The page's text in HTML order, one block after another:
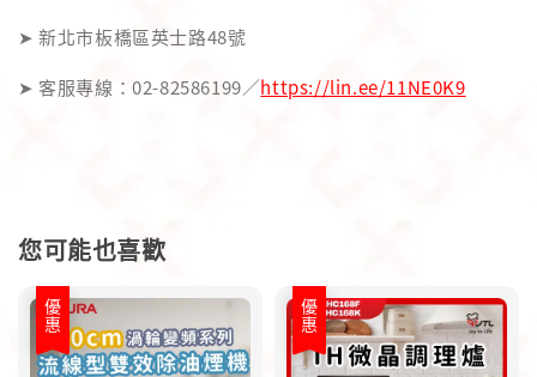
➤ 新北市板橋區英士路48號
➤ 客服專線：02-82586199／https://lin.ee/11NE0K9
您可能也喜歡
優惠 優惠